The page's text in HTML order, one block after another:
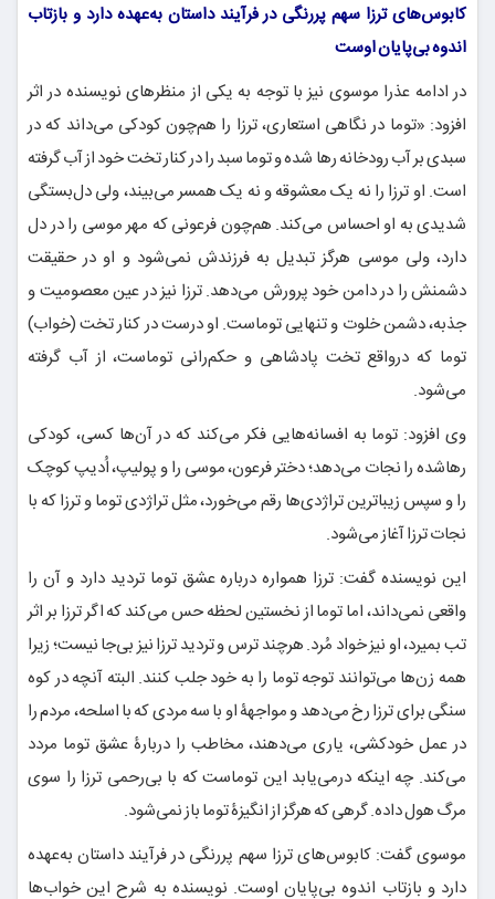
کابوس‌های ترزا سهم پررنگی در فرآیند داستان به‌عهده دارد و بازتاب
اندوه بی‌پایان اوست
در ادامه عذرا موسوی نیز با توجه به یکی از منظرهای نویسنده در اثر
افزود: «توما در نگاهی استعاری، ترزا را هم‌چون کودکی می‌داند که در
سبدی بر آب رودخانه رها شده و توما سبد را در کنار تخت خود از آب گرفته
است. او ترزا را نه یک معشوقه و نه یک همسر می‌بیند، ولی دل‌بستگی
شدیدی به او احساس می‌کند. هم‌چون فرعونی که مهر موسی را در دل
دارد، ولی موسی هرگز تبدیل به فرزندش نمی‌شود و او در حقیقت
دشمنش را در دامن خود پرورش می‌دهد. ترزا نیز در عین معصومیت و
جذبه، دشمن خلوت و تنهایی توماست. او درست در کنار تخت (خواب)
توما که درواقع تخت پادشاهی و حکم‌رانی توماست، از آب گرفته
می‌شود.
وی افزود: توما به افسانه‌هایی فکر می‌کند که در آن‌ها کسی، کودکی
رهاشده را نجات می‌دهد؛ دختر فرعون، موسی را و پولیپ، اُدیپ کوچک
را و سپس زیباترین تراژدی‌ها رقم می‌خورد، مثل تراژدی توما و ترزا که با
نجات ترزا آغاز می‌شود.
این نویسنده گفت: ترزا همواره درباره عشق توما تردید دارد و آن را
واقعی نمی‌داند، اما توما از نخستین لحظه حس می‌کند که اگر ترزا بر اثر
تب بمیرد، او نیز خواد مُرد. هرچند ترس و تردید ترزا نیز بی‌جا نیست؛ زیرا
همه زن‌ها می‌توانند توجه توما را به خود جلب کنند. البته آنچه در کوه
سنگی برای ترزا رخ می‌دهد و مواجهۀ او با سه مردی که با اسلحه، مردم را
در عمل خودکشی، یاری می‌دهند، مخاطب را دربارۀ عشق توما مردد
می‌کند. چه اینکه درمی‌یابد این توماست که با بی‌رحمی ترزا را سوی
مرگ هول داده. گرهی که هرگز از انگیزۀ توما باز نمی‌شود.
موسوی گفت: کابوس‌های ترزا سهم پررنگی در فرآیند داستان به‌عهده
دارد و بازتاب اندوه بی‌پایان اوست. نویسنده به شرح این خواب‌ها